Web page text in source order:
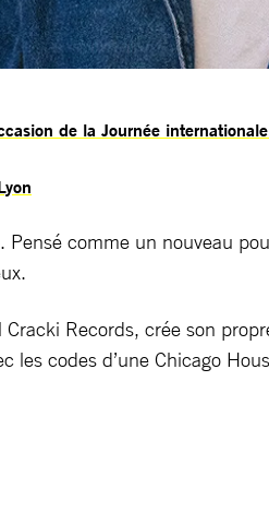
de la Journée
comme un nouveau
Records, crée son
les codes d’une Chicago